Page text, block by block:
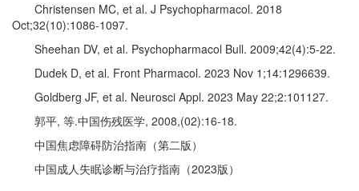
Christensen MC, et al. J Psychopharmacol. 2018
Oct;32(10):1086-1097.
Sheehan DV, et al. Psychopharmacol Bull. 2009;42(4):5-22.
Dudek D, et al. Front Pharmacol. 2023 Nov 1;14:1296639.
Goldberg JF, et al. Neurosci Appl. 2023 May 22;2:101127.
郭平, 等.中国伤残医学, 2008,(02):16-18.
中国焦虑障碍防治指南（第二版）
中国成人失眠诊断与治疗指南（2023版）